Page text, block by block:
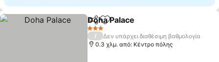
Κοινοποίηση
Προσθήκη στα αγαπημένα
Doha Palace
3 Αστέρια
/
Δεν υπάρχει διαθέσιμη βαθμολογία
0.3 χλμ. από: Κέντρο πόλης